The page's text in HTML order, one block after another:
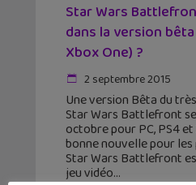
Star Wars
dans la version bêta
Xbox One) ?
2 septembre 2015
Une version Bêta du
Star Wars Battlefront
octobre pour PC, PS4
bonne nouvelle pour
Star Wars Battlefront
jeu vidéo